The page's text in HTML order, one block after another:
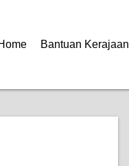
Bantuan Kerajaan